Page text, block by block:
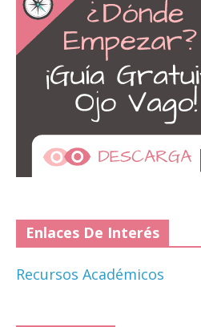
Enlaces De Interés
Recursos Académicos